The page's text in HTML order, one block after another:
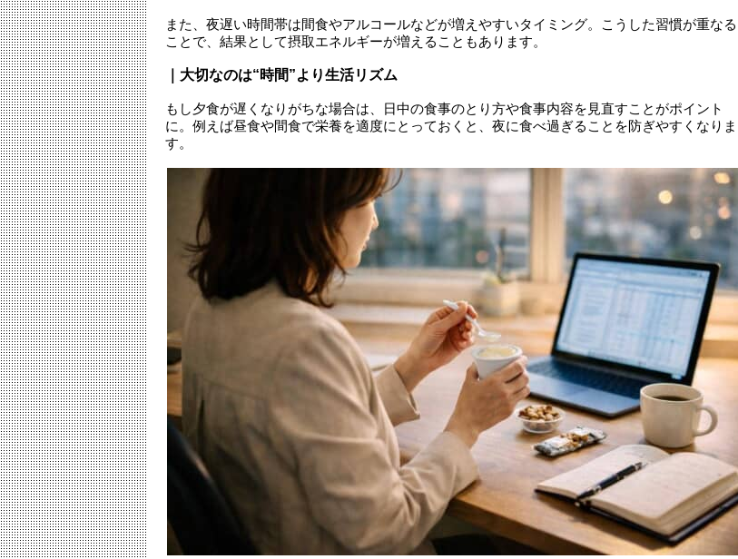
また、夜遅い時間帯は間食やアルコールなどが増えやすいタイミング。こうした習慣が重なる
ことで、結果として摂取エネルギーが増えることもあります。
｜大切なのは“時間”より生活リズム
もし夕食が遅くなりがちな場合は、日中の食事のとり方や食事内容を見直すことがポイント
に。例えば昼食や間食で栄養を適度にとっておくと、夜に食べ過ぎることを防ぎやすくなりま
す。